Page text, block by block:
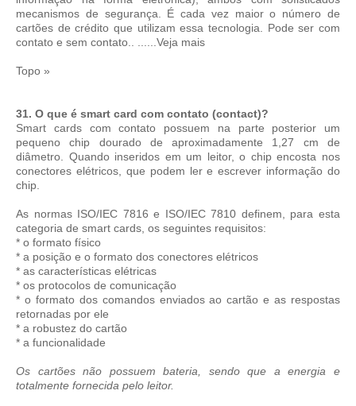
mecanismos de segurança. É cada vez maior o número de
cartões de crédito que utilizam essa tecnologia. Pode ser com
contato e sem contato.. ......Veja mais
Topo »
31. O que é smart card com contato (contact)?
Smart cards com contato possuem na parte posterior um
pequeno chip dourado de aproximadamente 1,27 cm de
diâmetro. Quando inseridos em um leitor, o chip encosta nos
conectores elétricos, que podem ler e escrever informação do
chip.
As normas ISO/IEC 7816 e ISO/IEC 7810 definem, para esta
categoria de smart cards, os seguintes requisitos:
* o formato físico
* a posição e o formato dos conectores elétricos
* as características elétricas
* os protocolos de comunicação
* o formato dos comandos enviados ao cartão e as respostas
retornadas por ele
* a robustez do cartão
* a funcionalidade
Os cartões não possuem bateria, sendo que a energia e
totalmente fornecida pelo leitor.